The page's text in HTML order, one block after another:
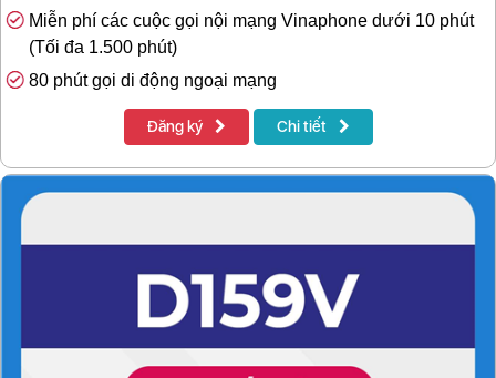
Miễn phí các cuộc gọi nội mạng Vinaphone dưới 10 phút
(Tối đa 1.500 phút)
80 phút gọi di động ngoại mạng
Đăng ký Chi tiết